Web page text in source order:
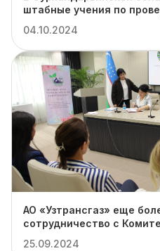
штабные учения по
отопительному сезону.
04.10.2024
АО «Узтрансгаз» еще
сотрудничество с
25.09.2024